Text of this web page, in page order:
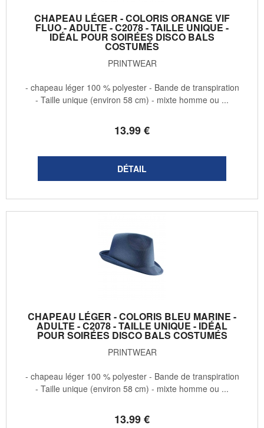
CHAPEAU LÉGER - COLORIS ORANGE VIF
FLUO - ADULTE - C2078 - TAILLE UNIQUE -
IDÉAL POUR SOIRÉES DISCO BALS
COSTUMÉS
PRINTWEAR
13.99€
- chapeau léger 100 % polyester - Bande de transpiration
- Taille unique (environ 58 cm) - mixte homme ou ...
CHAPEAU LÉGER - COLORIS BLEU MARINE -
ADULTE - C2078 - TAILLE UNIQUE - IDÉAL
POUR SOIRÉES DISCO BALS COSTUMÉS
PRINTWEAR
13.99€
- chapeau léger 100 % polyester - Bande de transpiration
- Taille unique (environ 58 cm) - mixte homme ou ...